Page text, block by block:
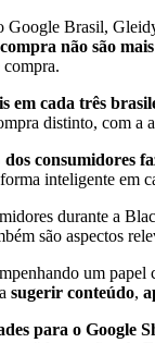
Brasil,
não são
compra.
em cada três
distinto, com a
consumidores
inteligente em
durante a
são aspectos
um papel
sugerir conteúdo,
para o Google